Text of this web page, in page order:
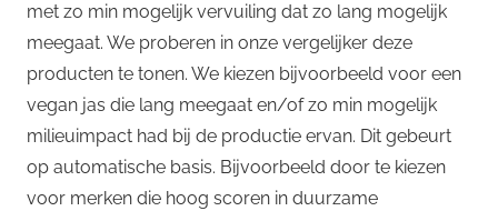
met zo min mogelijk vervuiling dat zo lang mogelijk
meegaat. We proberen in onze vergelijker deze
producten te tonen. We kiezen bijvoorbeeld voor een
vegan jas die lang meegaat en/of zo min mogelijk
milieuimpact had bij de productie ervan. Dit gebeurt
op automatische basis. Bijvoorbeeld door te kiezen
voor merken die hoog scoren in duurzame